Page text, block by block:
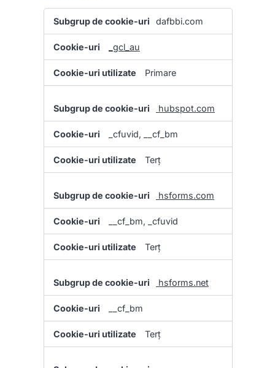
uri
direcționare
dafbbi.com
_gcl_au
Primare
hubspot.com
_cfuvid, __cf_bm
Terț
hsforms.com
__cf_bm, _cfuvid
Terț
hsforms.net
__cf_bm
Terț